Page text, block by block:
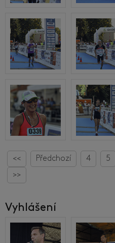
<< Předchozí 4 5
>>
Vyhlášení